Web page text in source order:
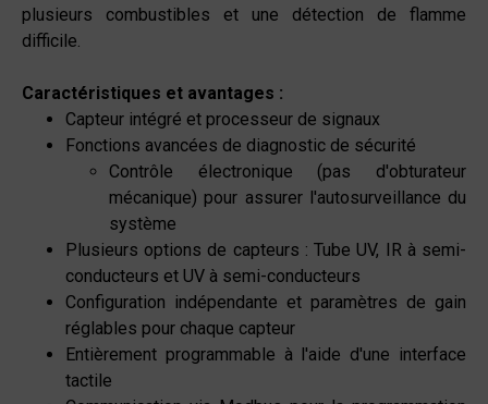
plusieurs combustibles et une détection de flamme
difficile.
Caractéristiques et avantages :
Capteur intégré et processeur de signaux
Fonctions avancées de diagnostic de sécurité
Contrôle électronique (pas d'obturateur
mécanique) pour assurer l'autosurveillance du
système
Plusieurs options de capteurs : Tube UV, IR à semi-
conducteurs et UV à semi-conducteurs
Configuration indépendante et paramètres de gain
réglables pour chaque capteur
Entièrement programmable à l'aide d'une interface
tactile